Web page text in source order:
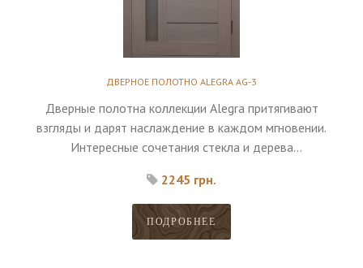
ДВЕРНОЕ ПОЛОТНО ALEGRA AG-3
Дверные полотна коллекции Alegra притягивают
взгляды и дарят наслаждение в каждом мгновении.
Интересные сочетания стекла и дерева
2245 грн.
ПОДРОБНЕЕ